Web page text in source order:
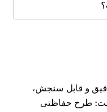
و قابل سنجش،
طرح حفاظتی